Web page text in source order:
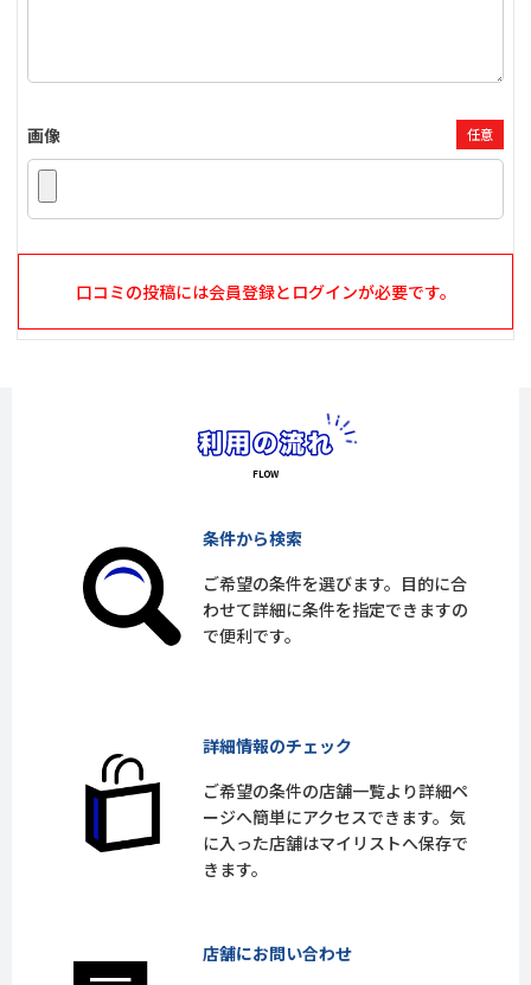
画像 任意
口コミの投稿には会員登録とログインが必要です。
条件から検索
ご希望の条件を選びます。目的に合
わせて詳細に条件を指定できますの
で便利です。
詳細情報のチェック
ご希望の条件の店舗一覧より詳細ペ
ージへ簡単にアクセスできます。気
に入った店舗はマイリストへ保存で
きます。
店舗にお問い合わせ